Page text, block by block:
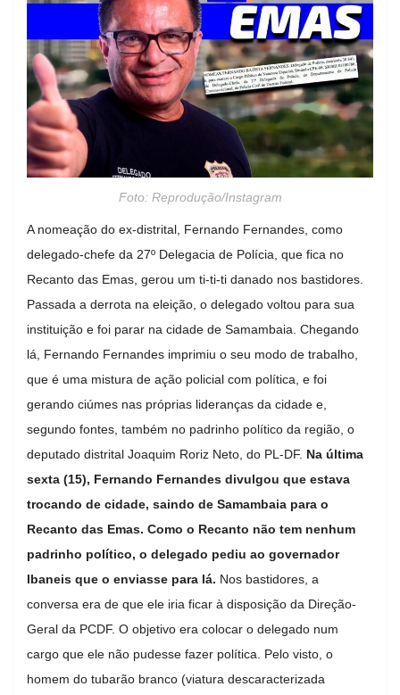
Foto: Reprodução/Instagram
A nomeação do ex-distrital, Fernando Fernandes, como
delegado-chefe da 27º Delegacia de Polícia, que fica no
Recanto das Emas, gerou um ti-ti-ti danado nos bastidores.
Passada a derrota na eleição, o delegado voltou para sua
instituição e foi parar na cidade de Samambaia. Chegando
lá, Fernando Fernandes imprimiu o seu modo de trabalho,
que é uma mistura de ação policial com política, e foi
gerando ciúmes nas próprias lideranças da cidade e,
segundo fontes, também no padrinho político da região, o
deputado distrital Joaquim Roriz Neto, do PL-DF. Na última
sexta (15), Fernando Fernandes divulgou que estava
trocando de cidade, saindo de Samambaia para o
Recanto das Emas. Como o Recanto não tem nenhum
padrinho político, o delegado pediu ao governador
Ibaneis que o enviasse para lá. Nos bastidores, a
conversa era de que ele iria ficar à disposição da Direção-
Geral da PCDF. O objetivo era colocar o delegado num
cargo que ele não pudesse fazer política. Pelo visto, o
homem do tubarão branco (viatura descaracterizada